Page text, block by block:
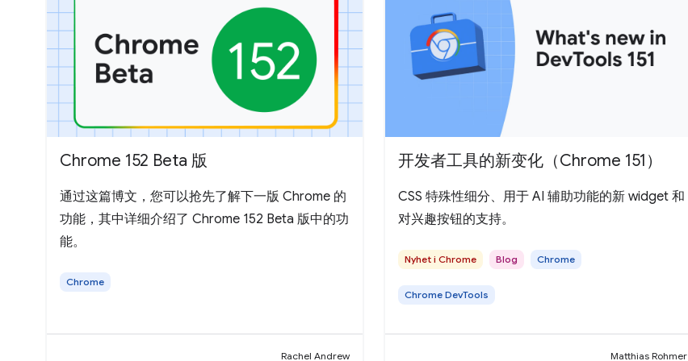
Chrome 152 Beta 版
通过这篇博文，您可以抢先了解下一版 Chrome 的
功能，其中详细介绍了 Chrome 152 Beta 版中的功
能。
Chrome
Rachel Andrew
开发者工具的新变化（Chrome 151）
CSS 特殊性细分、用于 AI 辅助功能的新 widget 和
对兴趣按钮的支持。
Nyhet i Chrome Blog Chrome
Chrome DevTools
Matthias Rohmer